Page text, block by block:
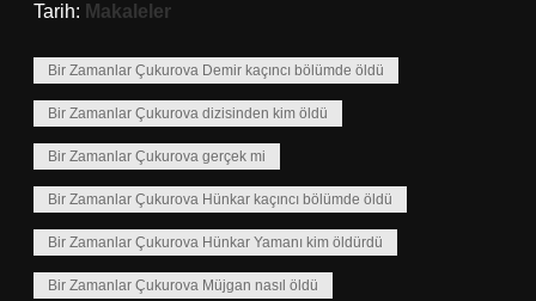
Tarih: Makaleler
Bir Zamanlar Çukurova Demir kaçıncı bölümde öldü
Bir Zamanlar Çukurova dizisinden kim öldü
Bir Zamanlar Çukurova gerçek mi
Bir Zamanlar Çukurova Hünkar kaçıncı bölümde öldü
Bir Zamanlar Çukurova Hünkar Yamanı kim öldürdü
Bir Zamanlar Çukurova Müjgan nasıl öldü